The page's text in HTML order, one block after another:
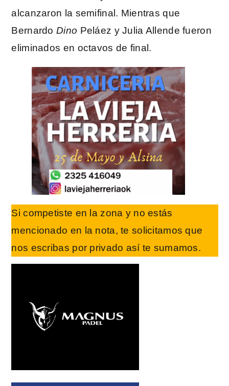
alcanzaron la semifinal. Mientras que
BernardoDino Peláez y Julia Allende fueron
eliminados en octavos de final.
Si competiste en la zona y no estás
mencionado en la nota, te solicitamos que
nos escribas por privado así te sumamos.